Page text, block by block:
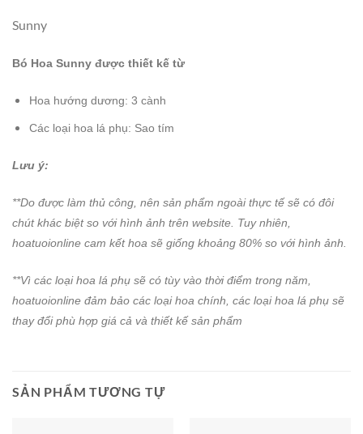
Sunny
Bó Hoa Sunny được thiết kế từ
Hoa hướng dương: 3 cành
Các loại hoa lá phụ: Sao tím
Lưu ý:
**Do được làm thủ công, nên sản phẩm ngoài thực tế sẽ có đôi
chút khác biệt so với hình ảnh trên website. Tuy nhiên,
hoatuoionline cam kết hoa sẽ giống khoảng 80% so với hình ảnh.
**Vì các loại hoa lá phụ sẽ có tùy vào thời điểm trong năm,
hoatuoionline đảm bảo các loại hoa chính, các loại hoa lá phụ sẽ
thay đổi phù hợp giá cả và thiết kế sản phẩm
SẢN PHẨM TƯƠNG TỰ